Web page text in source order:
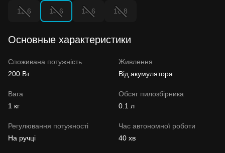
12.6 14.6 14.6 16.8
Основные характеристики
Споживана потужність
200 Вт
Живлення
Від акумулятора
Вага
1 кг
Обсяг пилозбірника
0.1 л
Регулювання потужності
На ручці
Час автономної роботи
40 хв